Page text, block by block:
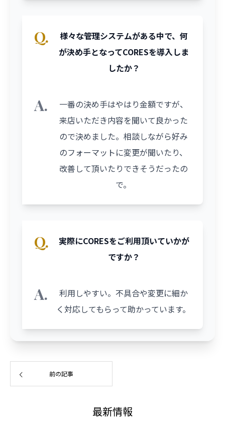
Q.
様々な管理システムがある中で、何
が決め手となってCORESを導入しま
したか？
A.
一番の決め手はやはり金額ですが、
来店いただき内容を聞いて良かった
ので決めました。相談しながら好み
のフォーマットに変更が聞いたり、
改善して頂いたりできそうだったの
で。
Q.
実際にCORESをご利用頂いていかが
ですか？
A.
利用しやすい。不具合や変更に細か
く対応してもらって助かっています。
前の記事
最新情報